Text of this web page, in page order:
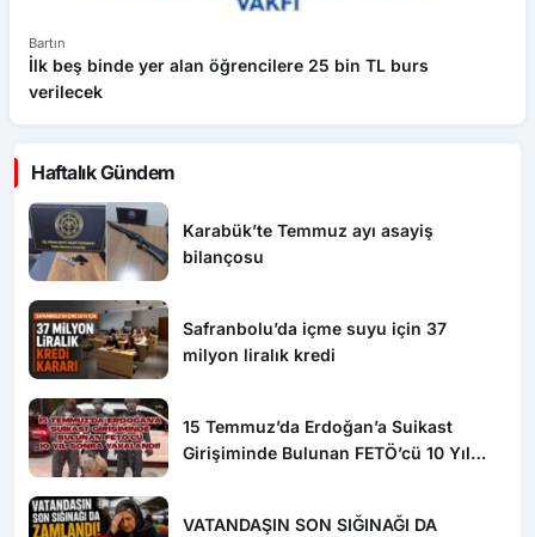
Bartın
İlk beş binde yer alan öğrencilere 25 bin TL burs
verilecek
Haftalık Gündem
Karabük’te Temmuz ayı asayiş
bilançosu
Safranbolu’da içme suyu için 37
milyon liralık kredi
15 Temmuz’da Erdoğan’a Suikast
Girişiminde Bulunan FETÖ’cü 10 Yıl
VATANDAŞIN SON SIĞINAĞI DA